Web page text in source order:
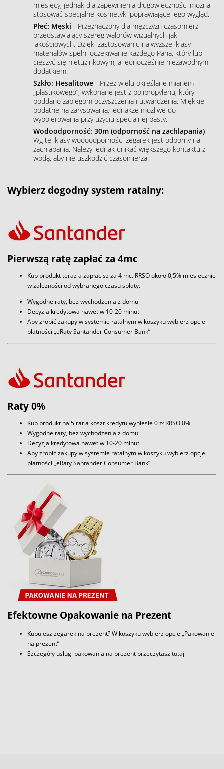
miesięcy, jednak dla zapewnienia długowieczności można
stosować specjalne kosmetyki poprawiające jego wygląd.
Płeć: Męski - Przeznaczony dla mężczyzn czasomierz
przedstawiający szereg walorów wizualnych jak i
jakościowych. Dzięki zastosowaniu najwyższej klasy
materiałów spełni oczekiwanie każdego Pana, który lubi
cieszyć się nietuzinkowym, a jednocześnie niezawodnym
dodatkiem.
Szkło: Hesalitowe - Przez wielu określane mianem
„plastikowego”, wykonane jest z polipropylenu, który
poddano zabiegom oczyszczenia i utwardzenia. Miękkie i
podatne na zarysowania, jednakże możliwe do
wypolerowania przy użyciu specjalnej pasty.
Wodoodporność: 30m (odporność na zachlapania) -
Wg tej klasy wodoodporności zegarek jest odporny na
zachlapania. Należy jednak unikać większego kontaktu z
wodą, aby nie uszkodzić czasomierza.
Wybierz dogodny system ratalny:
Pierwszą ratę zapłać za 4mc
Kup produkt teraz a zapłacisz za 4 mc. RRSO około 0,5% miesięcznie
w zależności od wybranego czasu spłaty.
Wygodne raty, bez wychodzenia z domu
Decyzja kredytowa nawet w 10-20 minut
Aby zrobić zakupy w systemie ratalnym w koszyku wybierz opcje
płatności „eRaty Santander Consumer Bank”
Raty 0%
Kup produkt na 5 rat a koszt kredytu wyniesie 0 zł RRSO 0%
Wygodne raty, bez wychodzenia z domu
Decyzja kredytowa nawet w 10-20 minut
Aby zrobić zakupy w systemie ratalnym w koszyku wybierz opcje
płatności „eRaty Santander Consumer Bank”
Efektowne Opakowanie na Prezent
Kupujesz zegarek na prezent? W koszyku wybierz opcję „Pakowanie
na prezent”
Szczegóły usługi pakowania na prezent przeczytasztutaj